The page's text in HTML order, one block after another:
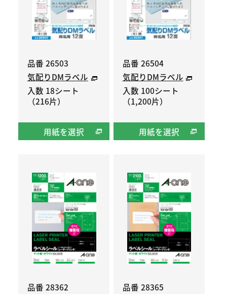
品番 26503
気配りDMラベル
入数 18シート
（216片）
用紙を選択
品番 26504
気配りDMラベル
入数 100シート
（1,200片）
用紙を選択
品番 28362
品番 28365